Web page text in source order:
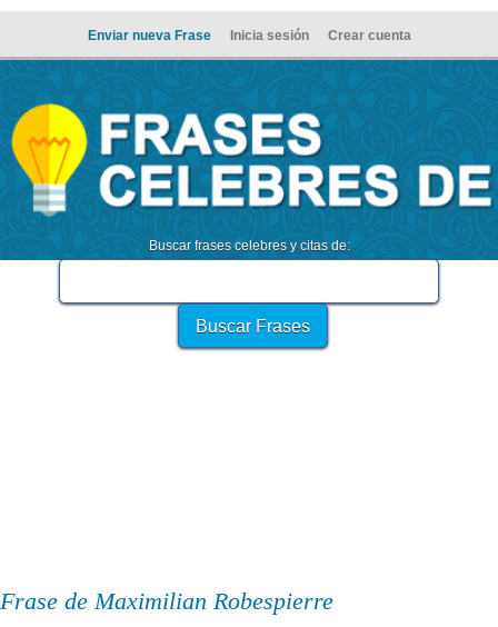
Enviar nueva Frase Inicia sesión Crear cuenta
Buscar frases celebres y citas de:
Frase de Maximilian Robespierre